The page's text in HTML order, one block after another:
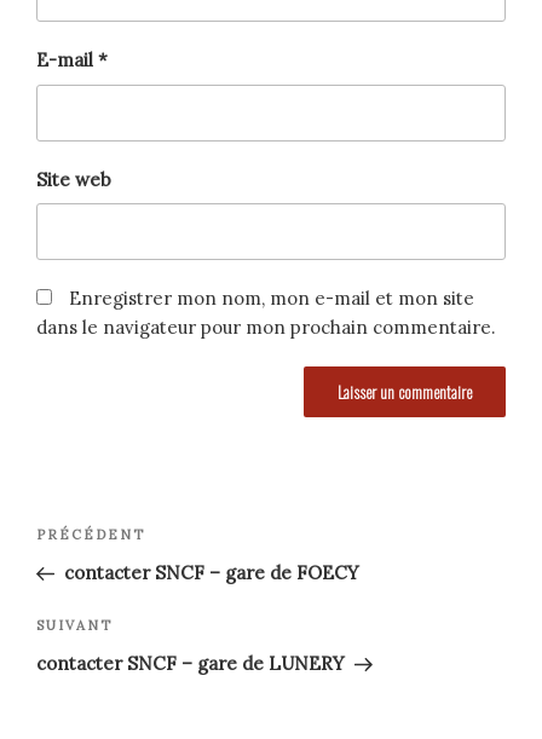
E-mail *
Site web
Enregistrer mon nom, mon e-mail et mon site
dans le navigateur pour mon prochain commentaire.
Navigation
de
l’article
Article
précédent
PRÉCÉDENT
contacter SNCF – gare de FOECY
Article
suivant
SUIVANT
contacter SNCF – gare de LUNERY